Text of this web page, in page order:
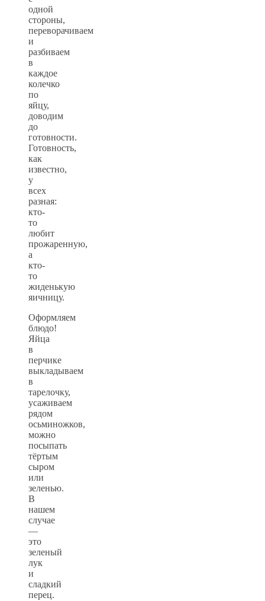
одной
стороны,
переворачиваем
и
разбиваем
в
каждое
колечко
по
яйцу,
доводим
до
готовности.
Готовность,
как
известно,
у
всех
разная:
кто-
то
любит
прожаренную,
а
кто-
то
жиденькую
яичницу.
Оформляем
блюдо!
Яйца
в
перчике
выкладываем
в
тарелочку,
усаживаем
рядом
осьминожков,
можно
посыпать
тёртым
сыром
или
зеленью.
В
нашем
случае
—
это
зеленый
лук
и
сладкий
перец.